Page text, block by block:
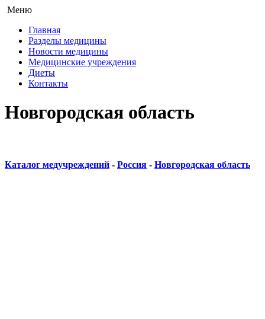
Меню
Главная
Разделы медицины
Новости медицины
Медицинские учреждения
Диеты
Контакты
Новгородская область
Каталог медучреждений - Россия - Новгородская область